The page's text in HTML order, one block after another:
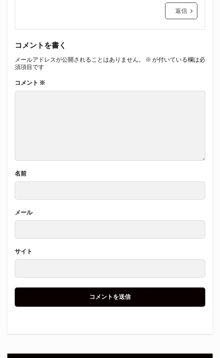
返信
コメントを書く
メールアドレスが公開されることはありません。 ※ が付いている欄は必
須項目です
コメント ※
名前
メール
サイト